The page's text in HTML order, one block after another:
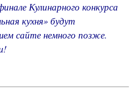
Кулинарного конкурса
кухня» будут
сайте немного позже.